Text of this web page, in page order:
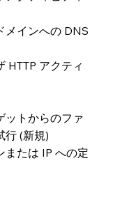
メインへの DNS
HTTP アクティ
ットからのファ
行 (新規)
または IP への定